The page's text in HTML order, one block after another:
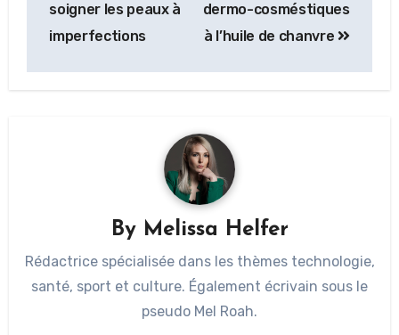
soigner les peaux à
imperfections
dermo-cosméstiques
à l’huile de chanvre
By Melissa Helfer
Rédactrice spécialisée dans les thèmes technologie,
santé, sport et culture. Également écrivain sous le
pseudo Mel Roah.